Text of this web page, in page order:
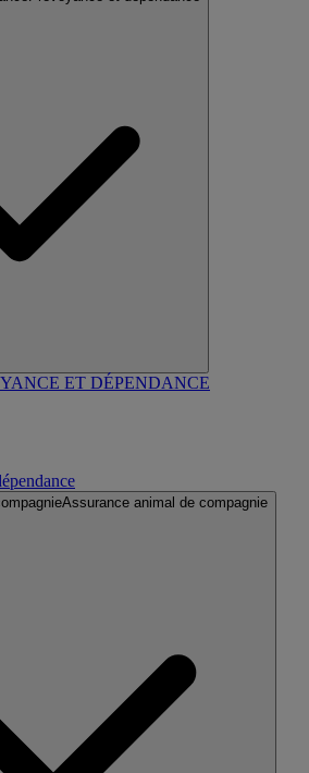
ET DÉPENDANCE
Assurance animal de compagnie